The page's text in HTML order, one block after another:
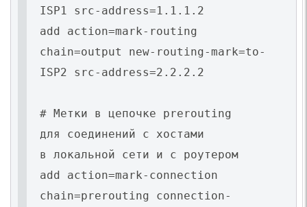
ISP1 src-address=1.1.1.2
add action=mark-routing
chain=output new-routing-mark=to-
ISP2 src-address=2.2.2.2
# Метки в цепочке prerouting
для соединений с хостами
в локальной сети и с роутером
add action=mark-connection
chain=prerouting connection-